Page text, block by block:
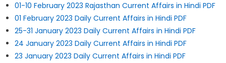
01-10 February 2023 Rajasthan Current Affairs in Hindi PDF
01 February 2023 Daily Current Affairs in Hindi PDF
25-31 January 2023 Daily Current Affairs in Hindi PDF
24 January 2023 Daily Current Affairs in Hindi PDF
23 January 2023 Daily Current Affairs in Hindi PDF